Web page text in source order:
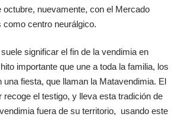
octubre, nuevamente, con el Mercado
como centro neurálgico.
significar el fin de la vendimia en
importante que une a toda la familia, los
una fiesta, que llaman la Matavendimia. El
recoge el testigo, y lleva esta tradición de
fuera de su territorio, usando este